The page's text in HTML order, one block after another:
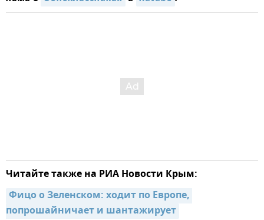
Читайте также на РИА Новости Крым:
Фицо о Зеленском: ходит по Европе,
попрошайничает и шантажирует